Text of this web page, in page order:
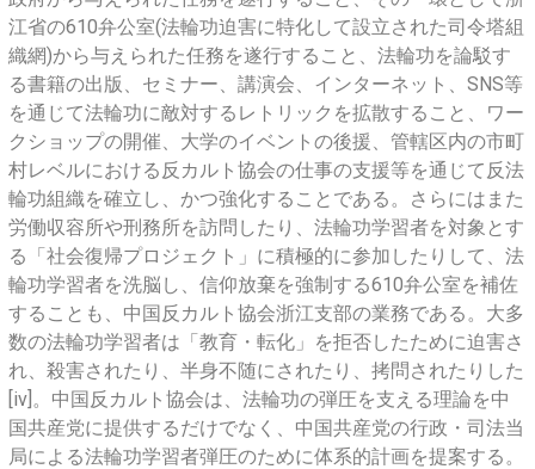
江省の610弁公室(法輪功迫害に特化して設立された司令塔組
織網)から与えられた任務を遂行すること、法輪功を論駁す
る書籍の出版、セミナー、講演会、インターネット、SNS等
を通じて法輪功に敵対するレトリックを拡散すること、ワー
クショップの開催、大学のイベントの後援、管轄区内の市町
村レベルにおける反カルト協会の仕事の支援等を通じて反法
輪功組織を確立し、かつ強化することである。さらにはまた
労働収容所や刑務所を訪問したり、法輪功学習者を対象とす
る「社会復帰プロジェクト」に積極的に参加したりして、法
輪功学習者を洗脳し、信仰放棄を強制する610弁公室を補佐
することも、中国反カルト協会浙江支部の業務である。大多
数の法輪功学習者は「教育・転化」を拒否したために迫害さ
れ、殺害されたり、半身不随にされたり、拷問されたりした
[iv]。中国反カルト協会は、法輪功の弾圧を支える理論を中
国共産党に提供するだけでなく、中国共産党の行政・司法当
局による法輪功学習者弾圧のために体系的計画を提案する。